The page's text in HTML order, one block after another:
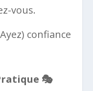
vous.
confiance
🎭